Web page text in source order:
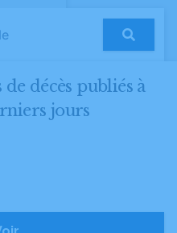
décès publiés à
jours